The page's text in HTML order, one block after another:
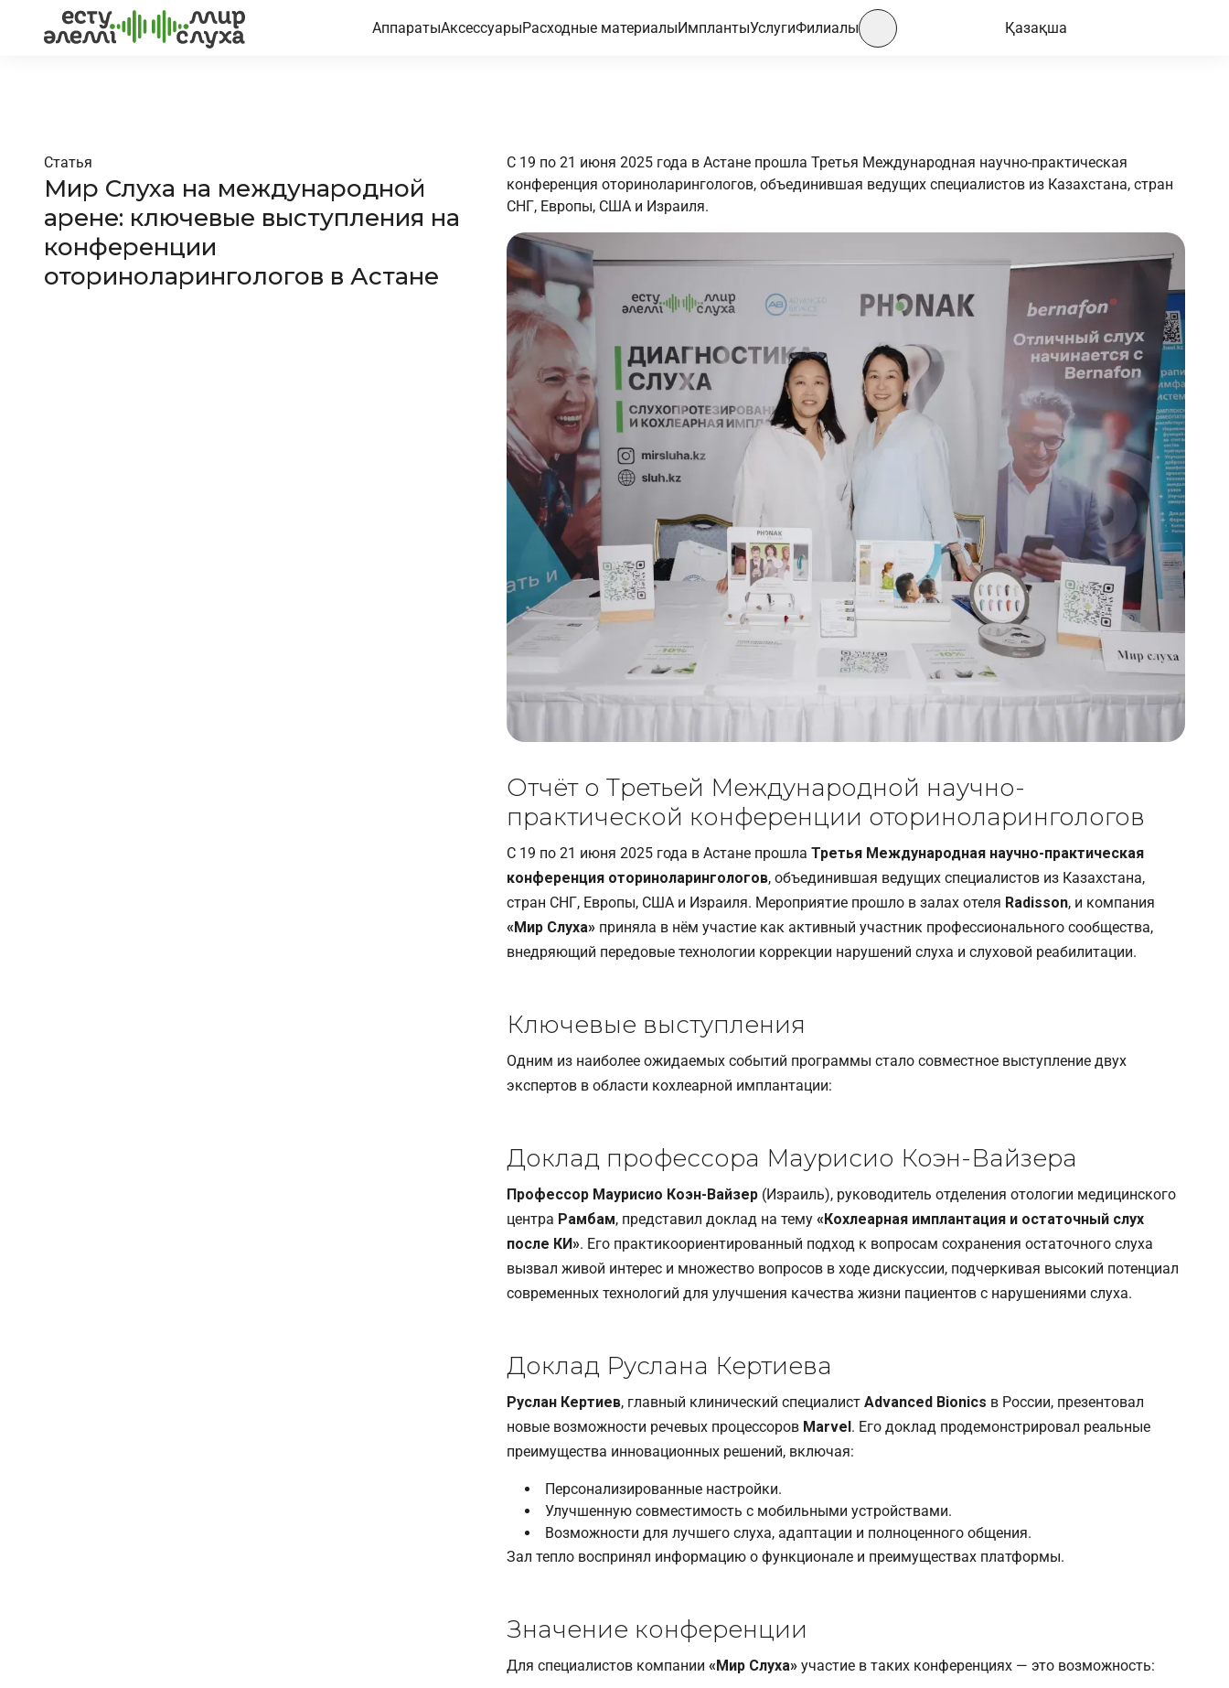
АппаратыАксессуарыРасходные материалыИмплантыУслугиФилиалы Қазақша
Статья
Мир Слуха на международной
арене: ключевые выступления на
конференции
оториноларингологов в Астане
С 19 по 21 июня 2025 года в Астане прошла Третья Международная научно-практическая
конференция оториноларингологов, объединившая ведущих специалистов из Казахстана, стран
СНГ, Европы, США и Израиля.
Отчёт о Третьей Международной научно-
практической конференции оториноларингологов
С 19 по 21 июня 2025 года в Астане прошла Третья Международная научно-практическая
конференция оториноларингологов, объединившая ведущих специалистов из Казахстана,
стран СНГ, Европы, США и Израиля. Мероприятие прошло в залах отеля Radisson, и компания
«Мир Слуха»приняла в нём участие как активный участник профессионального сообщества,
внедряющий передовые технологии коррекции нарушений слуха и слуховой реабилитации.
Ключевые выступления
Одним из наиболее ожидаемых событий программы стало совместное выступление двух
экспертов в области кохлеарной имплантации:
Доклад профессора Маурисио Коэн-Вайзера
Профессор Маурисио Коэн-Вайзер(Израиль), руководитель отделения отологии медицинского
центра Рамбам, представил доклад на тему «Кохлеарная имплантация и остаточный слух
после КИ». Его практикоориентированный подход к вопросам сохранения остаточного слуха
вызвал живой интерес и множество вопросов в ходе дискуссии, подчеркивая высокий потенциал
современных технологий для улучшения качества жизни пациентов с нарушениями слуха.
Доклад Руслана Кертиева
Руслан Кертиев, главный клинический специалист Advanced Bionics в России, презентовал
новые возможности речевых процессоров Marvel. Его доклад продемонстрировал реальные
преимущества инновационных решений, включая:
Персонализированные настройки.
Улучшенную совместимость с мобильными устройствами.
Возможности для лучшего слуха, адаптации и полноценного общения.
Зал тепло воспринял информацию о функционале и преимуществах платформы.
Значение конференции
Для специалистов компании «Мир Слуха»участие в таких конференциях — это возможность: